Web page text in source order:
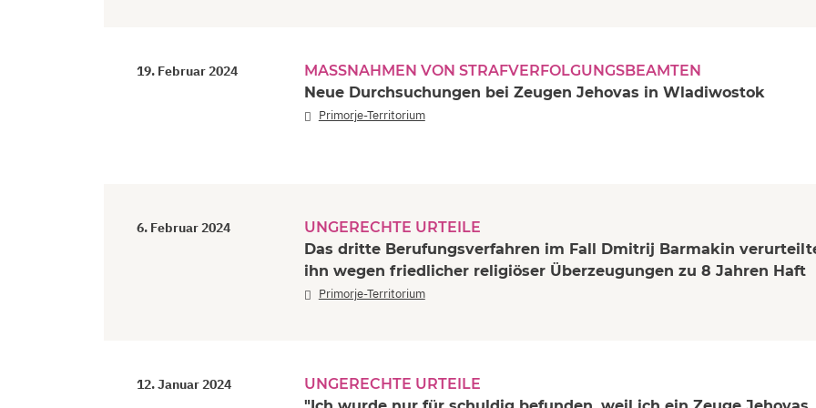
19. Februar 2024
MASSNAHMEN VON STRAFVERFOLGUNGSBEAMTEN
Neue Durchsuchungen bei Zeugen Jehovas in Wladiwostok
Primorje-Territorium
6. Februar 2024
UNGERECHTE URTEILE
Das dritte Berufungsverfahren im Fall Dmitrij Barmakin
ihn wegen friedlicher religiöser Überzeugungen zu 8 Jahren Haft
Primorje-Territorium
12. Januar 2024
UNGERECHTE URTEILE